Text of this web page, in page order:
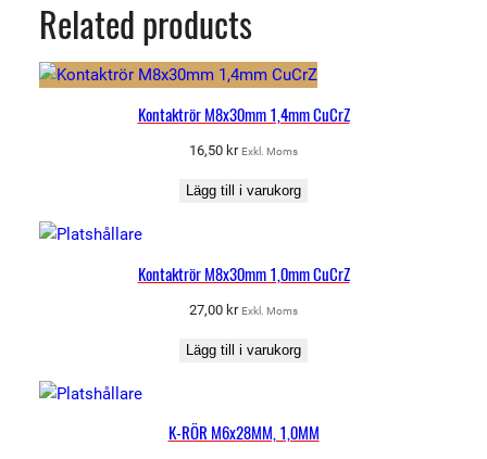
Related products
Kontaktrör M8x30mm 1,4mm CuCrZ
16,50 kr Exkl. Moms
Lägg till i varukorg
Kontaktrör M8x30mm 1,0mm CuCrZ
27,00 kr Exkl. Moms
Lägg till i varukorg
K-RÖR M6x28MM, 1,0MM